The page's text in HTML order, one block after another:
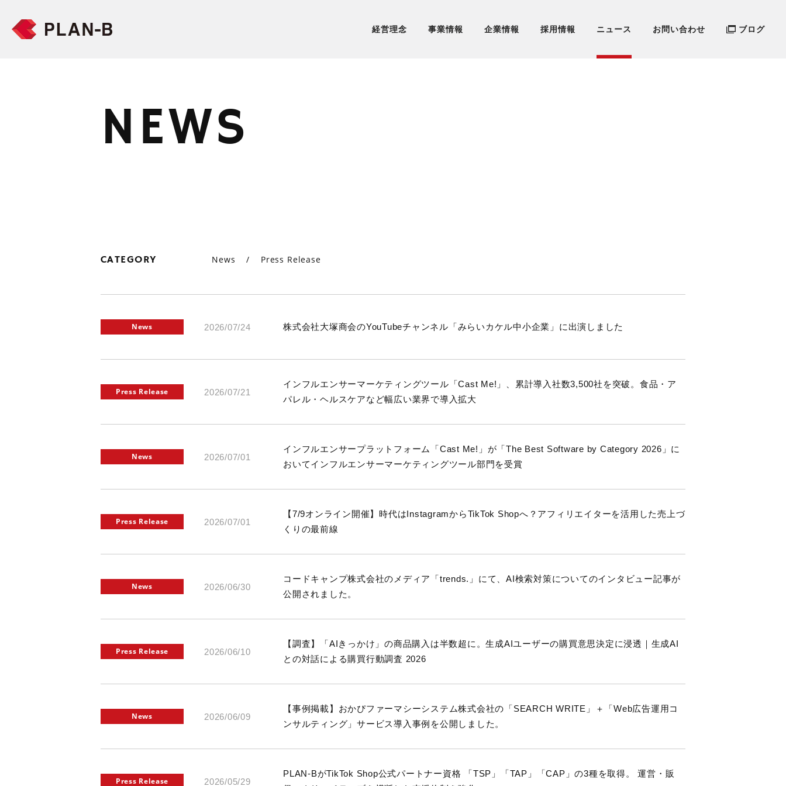
経営理念 事業情報 企業情報 採用情報 ニュース お問い合わせ ブログ
NEWS
CATEGORY News Press Release
News 2026/07/24 株式会社大塚商会のYouTubeチャンネル「みらいカケル中小企業」に出演しました
Press Release 2026/07/21
インフルエンサーマーケティングツール「Cast Me!」、累計導入社数3,500社を突破。食品・ア
パレル・ヘルスケアなど幅広い業界で導入拡大
News 2026/07/01
インフルエンサープラットフォーム「Cast Me!」が「The Best Software by Category 2026」に
おいてインフルエンサーマーケティングツール部門を受賞
Press Release 2026/07/01
【7/9オンライン開催】時代はInstagramからTikTok Shopへ？アフィリエイターを活用した売上づ
くりの最前線
News 2026/06/30
コードキャンプ株式会社のメディア「trends.」にて、AI検索対策についてのインタビュー記事が
公開されました。
Press Release 2026/06/10
【調査】「AIきっかけ」の商品購入は半数超に。生成AIユーザーの購買意思決定に浸透｜生成AI
との対話による購買行動調査 2026
News 2026/06/09
【事例掲載】おかぴファーマシーシステム株式会社の「SEARCH WRITE」＋「Web広告運用コ
ンサルティング」サービス導入事例を公開しました。
Press Release 2026/05/29
PLAN-BがTikTok Shop公式パートナー資格 「TSP」「TAP」「CAP」の3種を取得。 運営・販